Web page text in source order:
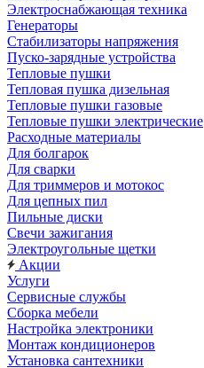
Электроснабжающая техника
Генераторы
Стабилизаторы напряжения
Пуско-зарядные устройства
Тепловые пушки
Тепловая пушка дизельная
Тепловые пушки газовые
Тепловые пушки электрические
Расходные материалы
Для болгарок
Для сварки
Для триммеров и мотокос
Для цепных пил
Пильные диски
Свечи зажигания
Электроугольные щетки
Акции
Услуги
Сервисные службы
Сборка мебели
Настройка электроники
Монтаж кондиционеров
Установка сантехники